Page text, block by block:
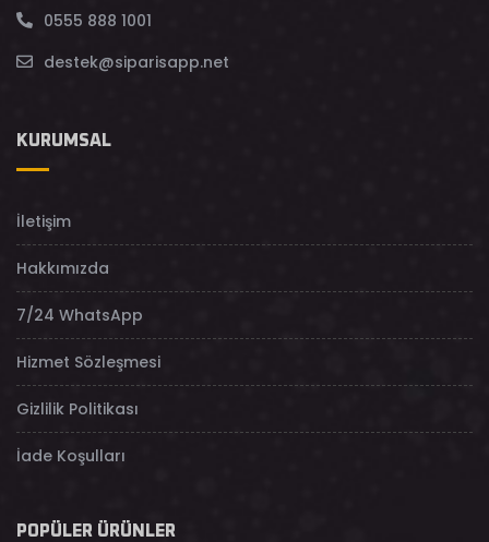
0555 888 1001
destek@siparisapp.net
KURUMSAL
İletişim
Hakkımızda
7/24 WhatsApp
Hizmet Sözleşmesi
Gizlilik Politikası
İade Koşulları
POPÜLER ÜRÜNLER